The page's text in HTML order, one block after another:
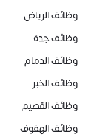
وظائف الرياض
وظائف جدة
وظائف الدمام
وظائف الخبر
وظائف القصيم
وظائف الهفوف